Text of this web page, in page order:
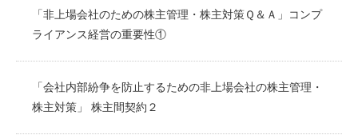
「非上場会社のための株主管理・株主対策Ｑ＆Ａ」コンプ
ライアンス経営の重要性①
「会社内部紛争を防止するための非上場会社の株主管理・
株主対策」 株主間契約２